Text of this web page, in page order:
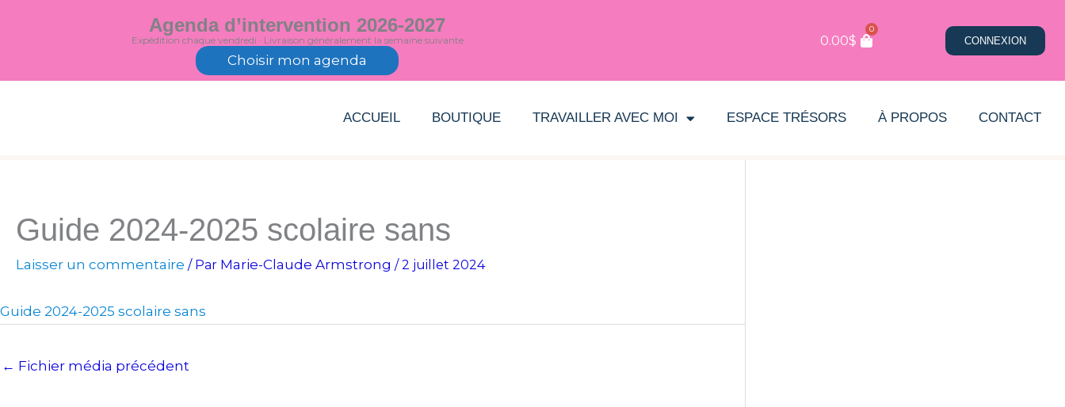
Agenda d’intervention 2026-2027
Expédition chaque vendredi · Livraison généralement la semaine suivante
Choisir mon agenda
0.00$
0
CONNEXION
ACCUEIL BOUTIQUE TRAVAILLER AVEC MOI ESPACE TRÉSORS À PROPOS CONTACT
Guide 2024-2025 scolaire sans
Laisser un commentaire / Par Marie-Claude Armstrong /2 juillet 2024
Guide 2024-2025 scolaire sans
← Fichier média précédent